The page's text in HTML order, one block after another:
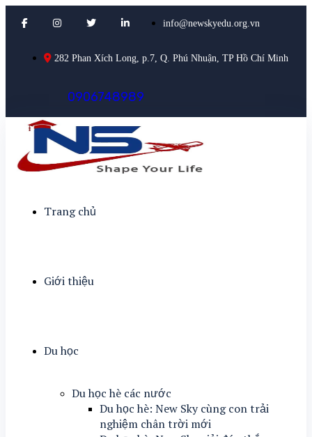
info@newskyedu.org.vn
282 Phan Xích Long, p.7, Q. Phú Nhuận, TP Hồ Chí Minh
0906748989
Trang chủ
Giới thiệu
Du học
Du học hè các nước
Du học hè: New Sky cùng con trải
nghiệm chân trời mới